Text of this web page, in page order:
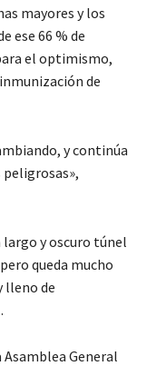
mayores y los
ese 66 % de
el optimismo,
de
y continúa
peligrosas»,
largo y oscuro túnel
queda mucho
lleno de
General